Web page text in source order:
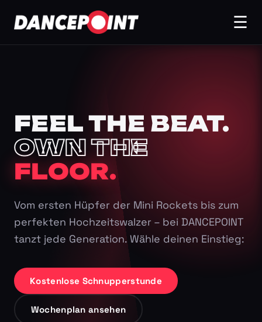
☰
FEEL THE BEAT.
OWN THE
FLOOR.
Vom ersten Hüpfer der Mini Rockets bis zum
perfekten Hochzeitswalzer – bei DANCEPOINT
tanzt jede Generation. Wähle deinen Einstieg:
Kostenlose Schnupperstunde
Wochenplan ansehen